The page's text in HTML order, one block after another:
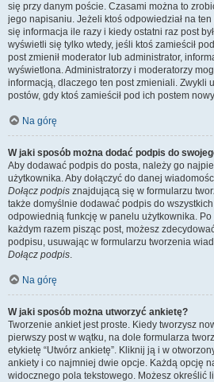
się przy danym poście. Czasami można to
jego napisaniu. Jeżeli ktoś odpowiedział na
się informacja ile razy i kiedy ostatni raz post
wyświetli się tylko wtedy, jeśli ktoś zamieścił
post zmienił moderator lub administrator,
wyświetlona. Administratorzy i moderatorzy
informacją, dlaczego ten post zmieniali. Zwykli
postów, gdy ktoś zamieścił pod ich postem
Na górę
W jaki sposób można dodać podpis do
Aby dodawać podpis do posta, należy go
użytkownika. Aby dołączyć do danej
Dołącz podpis znajdującą się w formularzu
także domyślnie dodawać podpis do
odpowiednią funkcję w panelu użytkownika.
każdym razem pisząc post, możesz
podpisu, usuwając w formularzu tworzenia
Dołącz podpis.
Na górę
W jaki sposób można utworzyć ankietę?
Tworzenie ankiet jest proste. Kiedy tworzysz
pierwszy post w wątku, na dole formularza
etykietę “Utwórz ankietę”. Kliknij ją i w
ankiety i co najmniej dwie opcje. Każdą opcję
widocznego pola tekstowego. Możesz określić